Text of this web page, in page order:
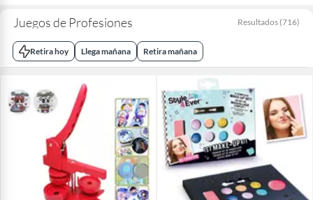
Juegos de Profesiones Resultados (716)
Retira hoy Llega mañana Retira mañana